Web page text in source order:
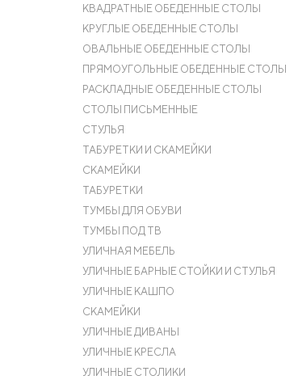
КВАДРАТНЫЕ ОБЕДЕННЫЕ СТОЛЫ
КРУГЛЫЕ ОБЕДЕННЫЕ СТОЛЫ
ОВАЛЬНЫЕ ОБЕДЕННЫЕ СТОЛЫ
ПРЯМОУГОЛЬНЫЕ ОБЕДЕННЫЕ СТОЛЫ
РАСКЛАДНЫЕ ОБЕДЕННЫЕ СТОЛЫ
СТОЛЫ ПИСЬМЕННЫЕ
СТУЛЬЯ
ТАБУРЕТКИ И СКАМЕЙКИ
СКАМЕЙКИ
ТАБУРЕТКИ
ТУМБЫ ДЛЯ ОБУВИ
ТУМБЫ ПОД ТВ
УЛИЧНАЯ МЕБЕЛЬ
УЛИЧНЫЕ БАРНЫЕ СТОЙКИ И СТУЛЬЯ
УЛИЧНЫЕ КАШПО
СКАМЕЙКИ
УЛИЧНЫЕ ДИВАНЫ
УЛИЧНЫЕ КРЕСЛА
УЛИЧНЫЕ СТОЛИКИ